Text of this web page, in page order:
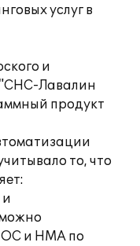
услуг в
и
"СНС-Лавалин
продукт
то, что
ОС и НМА по